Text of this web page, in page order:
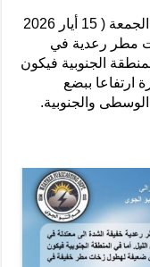
توقعت الهيئة العامة للأنواء الجوية، اليوم الجمعة ( 15 أيار 2026
مطر رعدية في
الجنوبية فيكون
ارتفاعا ببضع
والجنوبية.